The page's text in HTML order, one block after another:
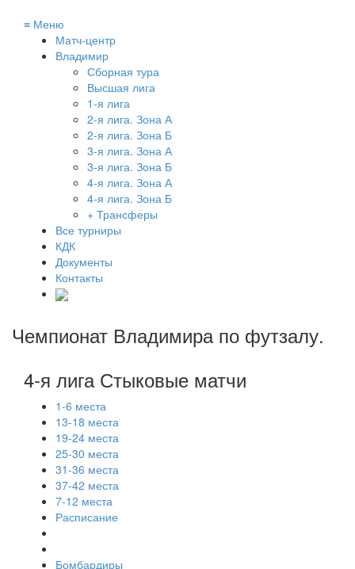
≡ Меню
Матч-центр
Владимир
Сборная тура
Высшая лига
1-я лига
2-я лига. Зона А
2-я лига. Зона Б
3-я лига. Зона А
3-я лига. Зона Б
4-я лига. Зона А
4-я лига. Зона Б
+ Трансферы
Все турниры
КДК
Документы
Контакты
Чемпионат Владимира по футзалу.
4-я лига Стыковые матчи
1-6 места
13-18 места
19-24 места
25-30 места
31-36 места
37-42 места
7-12 места
Расписание
Бомбардиры